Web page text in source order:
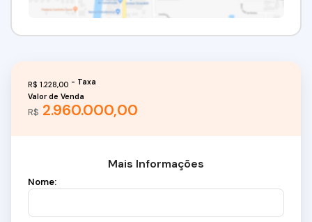
R$ 2.960.000,00
Valor de Venda
R$ 1.228,00
Mais Informações
Nome: